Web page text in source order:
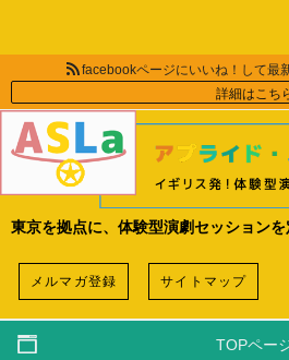
facebookページにいいね！して最
詳細はこち
東京を拠点に、体験型演劇セッションを
メルマガ登録 サイトマップ
TOPペー